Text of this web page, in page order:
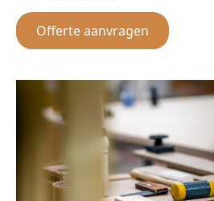
Offerte aanvragen